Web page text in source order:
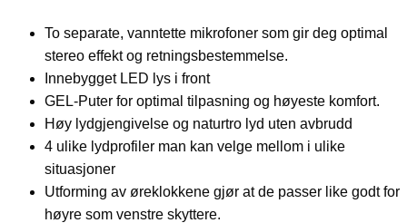
To separate, vanntette mikrofoner som gir deg optimal
stereo effekt og retningsbestemmelse.
Innebygget LED lys i front
GEL-Puter for optimal tilpasning og høyeste komfort.
Høy lydgjengivelse og naturtro lyd uten avbrudd
4 ulike lydprofiler man kan velge mellom i ulike
situasjoner
Utforming av øreklokkene gjør at de passer like godt for
høyre som venstre skyttere.